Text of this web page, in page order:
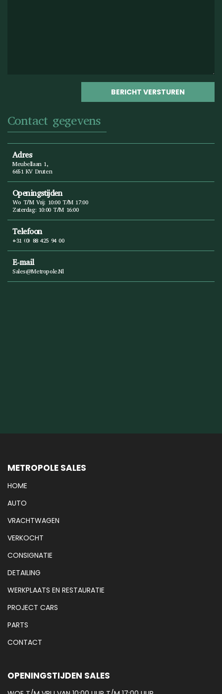
Contact gegevens
Adres
Meubellaan 1,
6651 KV Druten
Openingstijden
Wo T/m Vrij: 10:00 T/m 17:00
Zaterdag: 10:00 T/m 16:00
Telefoon
+31 (0) 88 425 94 00
E-mail
Sales@metropole.nl
METROPOLE SALES
HOME
AUTO
VRACHTWAGEN
VERKOCHT
CONSIGNATIE
DETAILING
WERKPLAATS EN RESTAURATIE
PROJECT CARS
PARTS
CONTACT
OPENINGSTIJDEN SALES